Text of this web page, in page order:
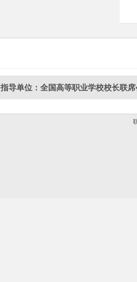
指导单位：全国高等职业学校校长联